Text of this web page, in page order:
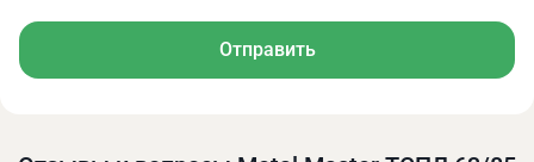
Отправить